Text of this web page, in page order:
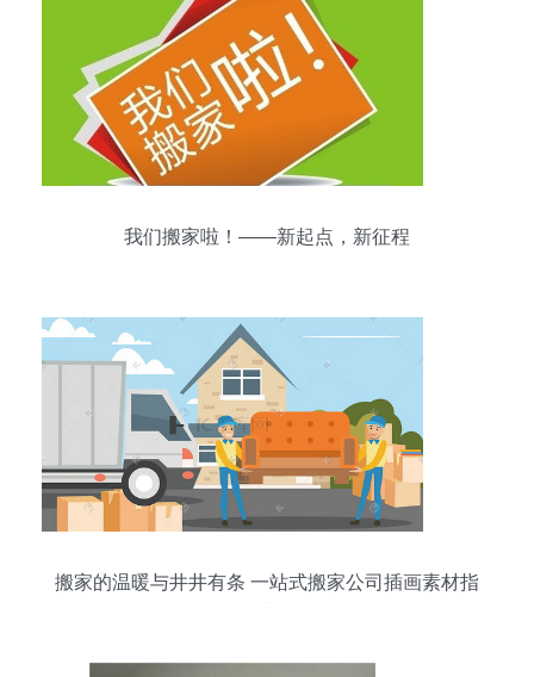
我们搬家啦！——新起点，新征程
搬家的温暖与井井有条 一站式搬家公司插画素材指